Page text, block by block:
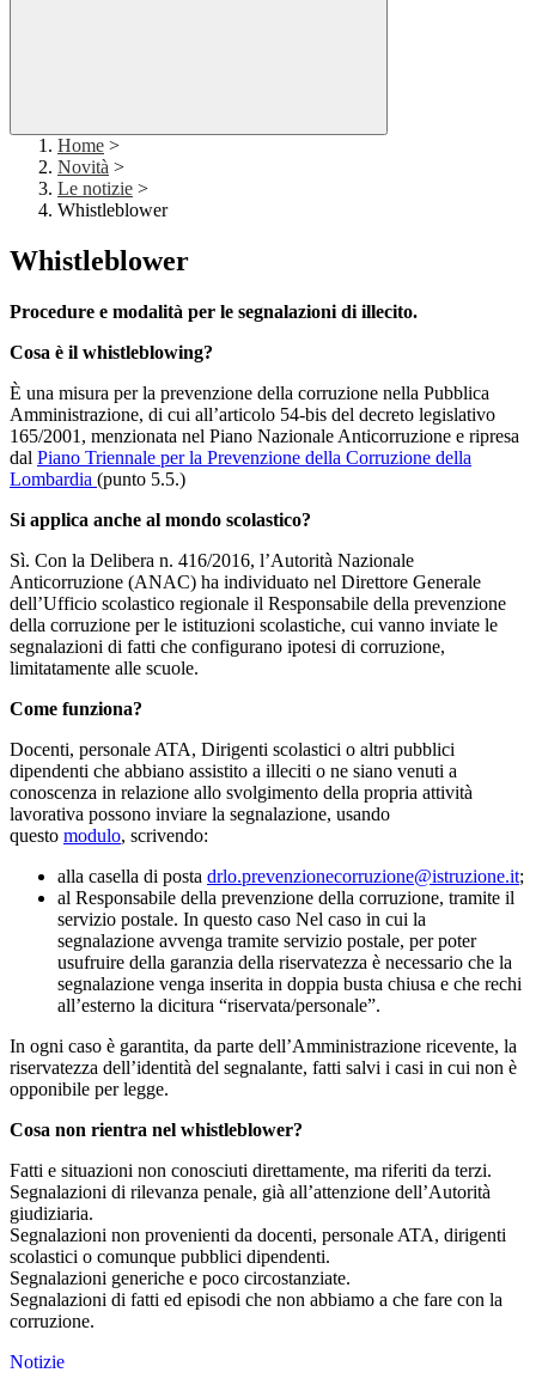
Home >
Novità >
Le notizie >
Whistleblower
Whistleblower
Procedure e modalità per le segnalazioni di illecito.
Cosa è il whistleblowing?
È una misura per la prevenzione della corruzione nella Pubblica
Amministrazione, di cui all’articolo 54-bis del decreto legislativo
165/2001, menzionata nel Piano Nazionale Anticorruzione e ripresa
dal Piano Triennale per la Prevenzione della Corruzione della
Lombardia (punto 5.5.)
Si applica anche al mondo scolastico?
Sì. Con la Delibera n. 416/2016, l’Autorità Nazionale
Anticorruzione (ANAC) ha individuato nel Direttore Generale
dell’Ufficio scolastico regionale il Responsabile della prevenzione
della corruzione per le istituzioni scolastiche, cui vanno inviate le
segnalazioni di fatti che configurano ipotesi di corruzione,
limitatamente alle scuole.
Come funziona?
Docenti, personale ATA, Dirigenti scolastici o altri pubblici
dipendenti che abbiano assistito a illeciti o ne siano venuti a
conoscenza in relazione allo svolgimento della propria attività
lavorativa possono inviare la segnalazione, usando
questo modulo, scrivendo:
alla casella di posta drlo.prevenzionecorruzione@istruzione.it;
al Responsabile della prevenzione della corruzione, tramite il
servizio postale. In questo caso Nel caso in cui la
segnalazione avvenga tramite servizio postale, per poter
usufruire della garanzia della riservatezza è necessario che la
segnalazione venga inserita in doppia busta chiusa e che rechi
all’esterno la dicitura “riservata/personale”.
In ogni caso è garantita, da parte dell’Amministrazione ricevente, la
riservatezza dell’identità del segnalante, fatti salvi i casi in cui non è
opponibile per legge.
Cosa non rientra nel whistleblower?
Fatti e situazioni non conosciuti direttamente, ma riferiti da terzi.
Segnalazioni di rilevanza penale, già all’attenzione dell’Autorità
giudiziaria.
Segnalazioni non provenienti da docenti, personale ATA, dirigenti
scolastici o comunque pubblici dipendenti.
Segnalazioni generiche e poco circostanziate.
Segnalazioni di fatti ed episodi che non abbiamo a che fare con la
corruzione.
Notizie